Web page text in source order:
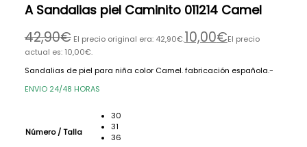
A Sandalias piel Caminito 011214 Camel
42,90€ El precio original era: 42,90€.10,00€El precio
actual es: 10,00€.
Sandalias de piel para niña color Camel. fabricación española.-
ENVIO 24/48 HORAS
Número / Talla
30
31
36